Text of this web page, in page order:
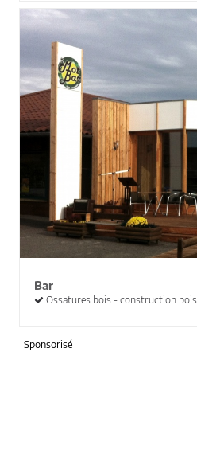
Bar
Ossatures bois - construction bois
Sponsorisé